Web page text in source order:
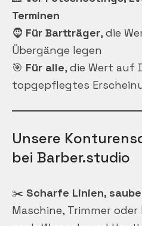
Terminen
🧔 Für Bartträger, die
Übergänge legen
🎯 Für alle, die Wert auf
topgepflegtes
Unsere
bei Barber.studio
✂️ Scharfe Linien,
Maschine, Trimmer oder